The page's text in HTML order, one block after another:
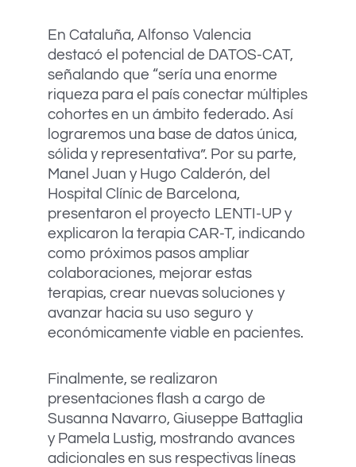
En Cataluña, Alfonso Valencia
destacó el potencial de DATOS-CAT,
señalando que “sería una enorme
riqueza para el país conectar múltiples
cohortes en un ámbito federado. Así
lograremos una base de datos única,
sólida y representativa”. Por su parte,
Manel Juan y Hugo Calderón, del
Hospital Clínic de Barcelona,
presentaron el proyecto LENTI-UP y
explicaron la terapia CAR-T, indicando
como próximos pasos ampliar
colaboraciones, mejorar estas
terapias, crear nuevas soluciones y
avanzar hacia su uso seguro y
económicamente viable en pacientes.
Finalmente, se realizaron
presentaciones flash a cargo de
Susanna Navarro, Giuseppe Battaglia
y Pamela Lustig, mostrando avances
adicionales en sus respectivas líneas